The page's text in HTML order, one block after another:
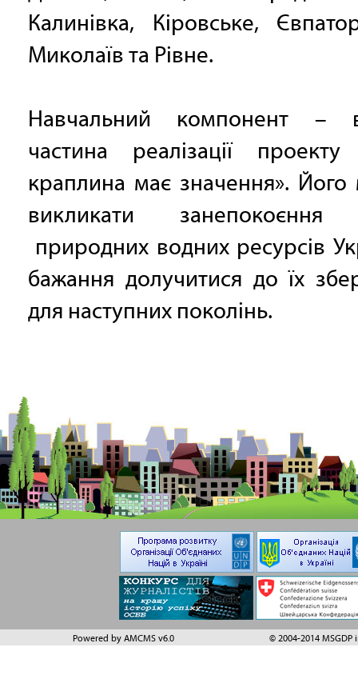
Калинівка, Кіровське,
Миколаїв та Рівне.
Навчальний компонент –
частина реалізації
краплина має значення».
викликати занепокоєння
природних водних ресурсів
бажання долучитися до їх
для наступних поколінь.
Powered by AMCMS v6.0 © 2004-2014